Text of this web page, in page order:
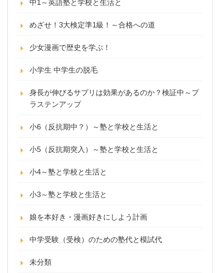
中1～英語塾と学校と生活と
めざせ！3大検定準1級！～合格への道
少女漫画で歴史を学ぶ！
小学生 中学生の脱毛
身長が伸びるサプリは効果があるのか？検証中～プ
ラステンアップ
小6（反抗期中？）～塾と学校と生活と
小5（反抗期突入）～塾と学校と生活と
小4～塾と学校と生活と
小3～塾と学校と生活と
娘を本好き・漫画好きにしよう計画
中学受験（受検）のための塾代と模試代
未分類